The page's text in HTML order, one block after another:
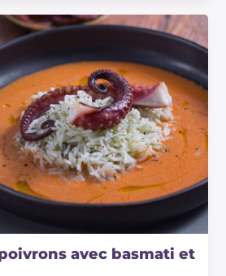
avec basmati et